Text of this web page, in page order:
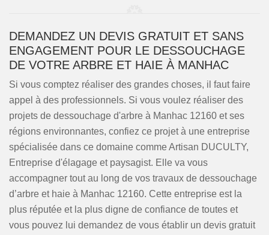
DEMANDEZ UN DEVIS GRATUIT ET SANS
ENGAGEMENT POUR LE DESSOUCHAGE
DE VOTRE ARBRE ET HAIE À MANHAC
Si vous comptez réaliser des grandes choses, il faut faire
appel à des professionnels. Si vous voulez réaliser des
projets de dessouchage d'arbre à Manhac 12160 et ses
régions environnantes, confiez ce projet à une entreprise
spécialisée dans ce domaine comme Artisan DUCULTY,
Entreprise d'élagage et paysagist. Elle va vous
accompagner tout au long de vos travaux de dessouchage
d’arbre et haie à Manhac 12160. Cette entreprise est la
plus réputée et la plus digne de confiance de toutes et
vous pouvez lui demandez de vous établir un devis gratuit